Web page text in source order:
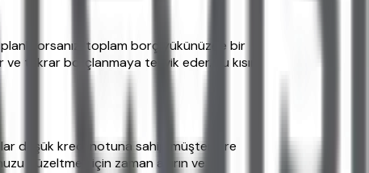
toplam borç yükünüzde bir
tekrar borçlanmaya teşvik eder. Bu kısır
düşük kredi notuna sahip müşterilere
düzeltmek için zaman ayırın ve